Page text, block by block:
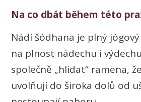
Na co dbát během této
Nádí šódhana je plný
na plnost nádechu i
společně „hlídat“ ramena,
uvolňují do široka dolů od